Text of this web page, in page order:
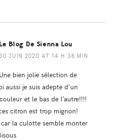
Le Blog De Sienna Lou
JUIN 2020 AT 14 H 38 MIN
Une bien jolie sélection de
aussi je suis adepte d’un
et le bas de l’autre!!!!
citron est trop mignon!
car la culotte semble monter